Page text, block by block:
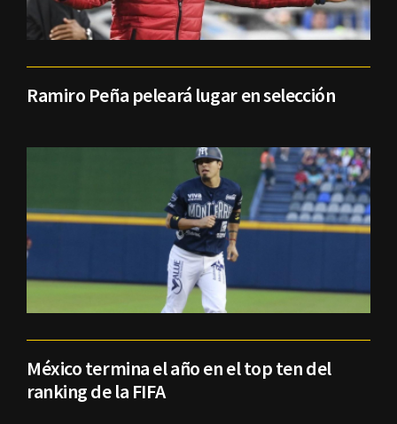
Ramiro Peña peleará lugar en selección
México termina el año en el top ten del
ranking de la FIFA